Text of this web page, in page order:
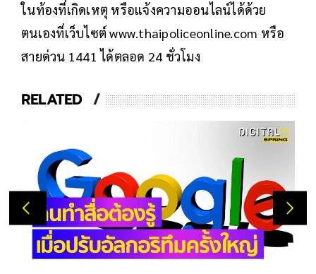
ในท้องที่เกิดเหตุ หรือแจ้งความออนไลน์ได้ด้วย
ตนเองที่เว็บไซต์ www.thaipoliceonline.com หรือ
สายด่วน 1441 ได้ตลอด 24 ชั่วโมง
RELATED